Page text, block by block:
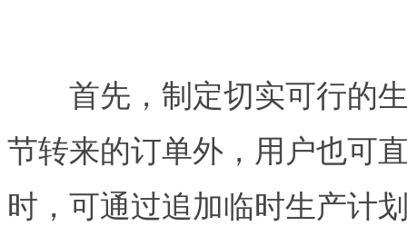
首先，制定切实可行的生
节转来的订单外，用户也可
时，可通过追加临时生产计